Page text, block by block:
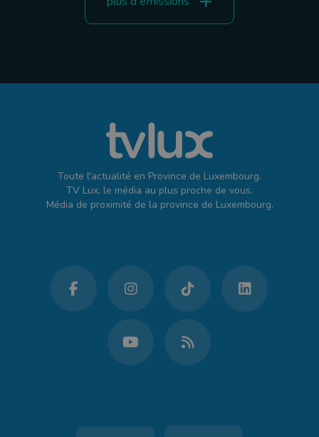
Toute l'actualité en Province de Luxembourg.
TV Lux, le média au plus proche de vous.
Média de proximité de la province de Luxembourg.